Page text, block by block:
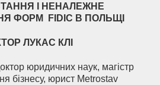
І НЕНАЛЕЖНЕ
ФОРМ
FIDIC В ПОЛЬЩІ
ЛУКАС КЛІ
юридичних наук, магістр
бізнесу, юрист Metrostav